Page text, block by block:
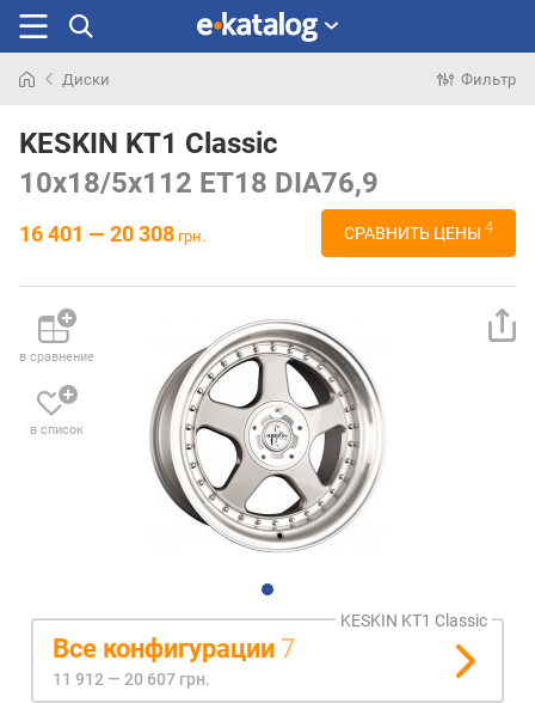
раньше
Диски Фильтр
KESKIN KT1 Classic
10x18/5x112 ET18 DIA76,9
16 401 — 20 308 грн. СРАВНИТЬ ЦЕНЫ 4
в сравнение
в список
KESKIN KT1 Classic
Все конфигурации 7
11 912 — 20 607 грн.